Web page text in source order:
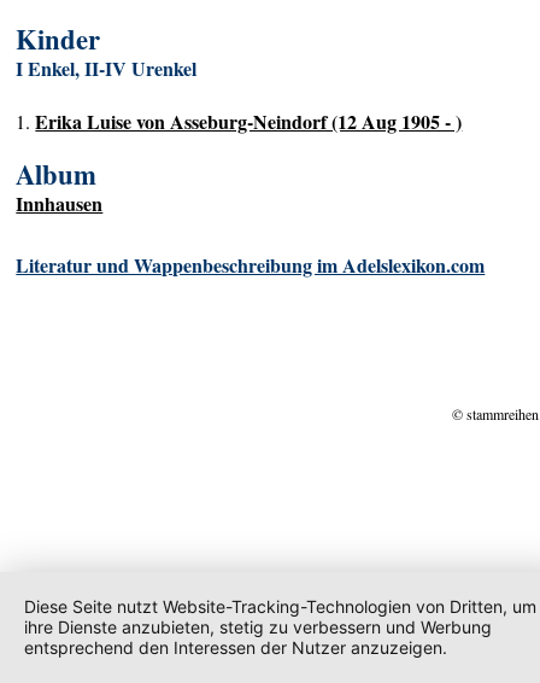
Kinder
I Enkel, II-IV Urenkel
1.Erika Luise von Asseburg-Neindorf (12 Aug 1905 - )
Album
Innhausen
Literatur und Wappenbeschreibung im Adelslexikon.com
©
Diese Seite nutzt Website-Tracking-Technologien von Dritten, um
ihre Dienste anzubieten, stetig zu verbessern und Werbung
entsprechend den Interessen der Nutzer anzuzeigen.